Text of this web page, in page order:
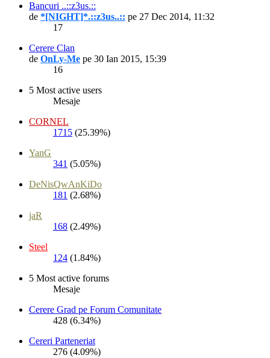
Bancuri ..::z3us.::
de *[NIGHT]*.::z3us..:: pe 27 Dec 2014, 11:32
17
Cerere Clan
de OnLy-Me pe 30 Ian 2015, 15:39
16
5 Most active users
Mesaje
CORNEL
1715 (25.39%)
YanG
341 (5.05%)
DeNisQwAnKiDo
181 (2.68%)
jaR
168 (2.49%)
Steel
124 (1.84%)
5 Most active forums
Mesaje
Cerere Grad pe Forum Comunitate
428 (6.34%)
Cereri Parteneriat
276 (4.09%)